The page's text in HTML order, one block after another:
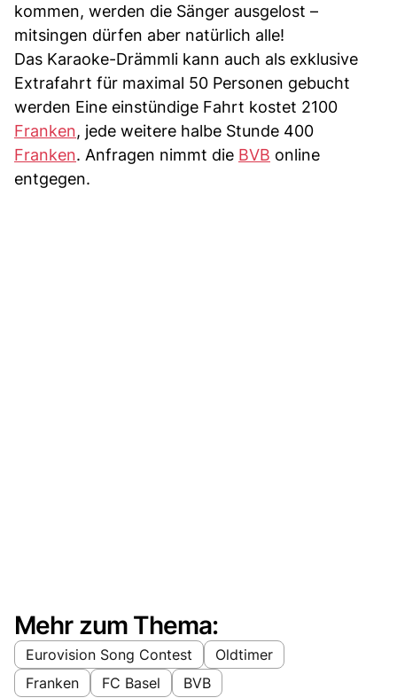
kommen, werden die Sänger ausgelost –
mitsingen dürfen aber natürlich alle!
Das Karaoke-Drämmli kann auch als exklusive
Extrafahrt für maximal 50 Personen gebucht
werden Eine einstündige Fahrt kostet 2100
Franken, jede weitere halbe Stunde 400
Franken. Anfragen nimmt die BVB online
entgegen.
Mehr zum Thema:
Eurovision Song Contest
Oldtimer
Franken
FC Basel BVB